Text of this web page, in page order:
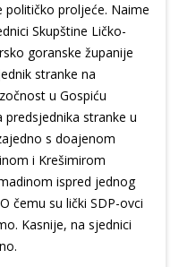
političko proljeće. Naime
Skupštine Ličko-
goranske županije
stranke na
u Gospiću
stranke u
s doajenom
i Krešimirom
ispred jednog
čemu su lički SDP-ovci
Kasnije, na sjednici